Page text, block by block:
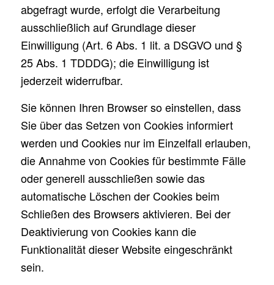
abgefragt wurde, erfolgt die Verarbeitung
ausschließlich auf Grundlage dieser
Einwilligung (Art. 6 Abs. 1 lit. a DSGVO und §
25 Abs. 1 TDDDG); die Einwilligung ist
jederzeit widerrufbar.
Sie können Ihren Browser so einstellen, dass
Sie über das Setzen von Cookies informiert
werden und Cookies nur im Einzelfall erlauben,
die Annahme von Cookies für bestimmte Fälle
oder generell ausschließen sowie das
automatische Löschen der Cookies beim
Schließen des Browsers aktivieren. Bei der
Deaktivierung von Cookies kann die
Funktionalität dieser Website eingeschränkt
sein.